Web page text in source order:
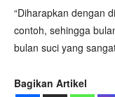
“Diharapkan dengan
contoh, sehingga
bulan suci yang
Bagikan Artikel